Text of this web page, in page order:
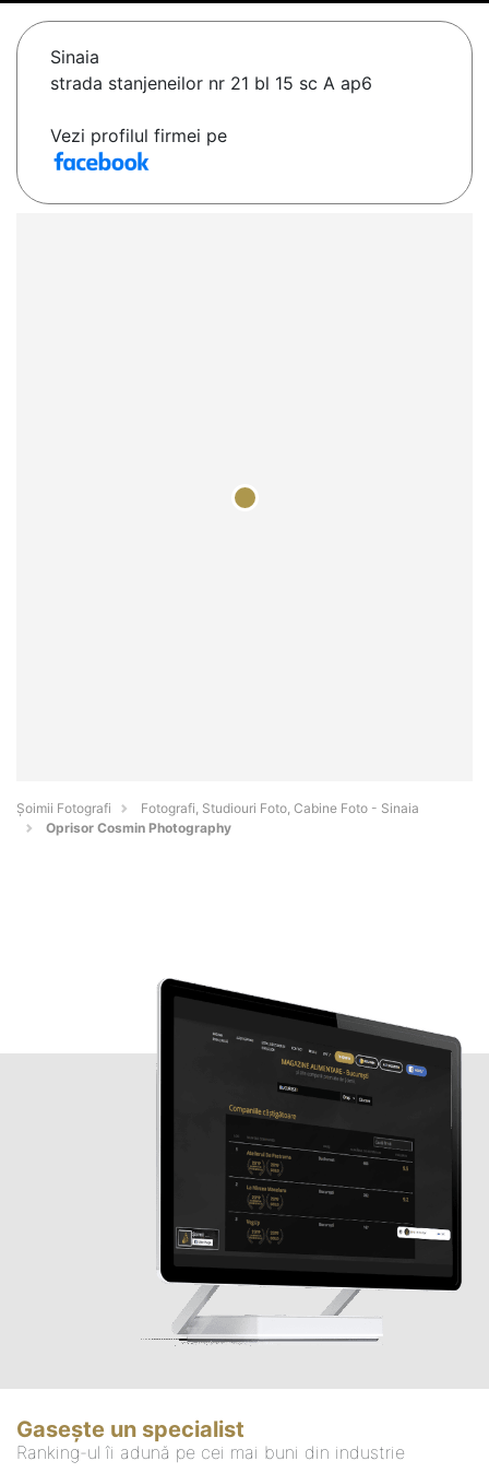
Sinaia
strada stanjeneilor nr 21 bl 15 sc A ap6
Vezi profilul firmei pe
Șoimii Fotografi
Fotografi, Studiouri Foto, Cabine Foto - Sinaia
Oprisor Cosmin Photography
Gasește un specialist
Ranking-ul îi adună pe cei mai buni din industrie